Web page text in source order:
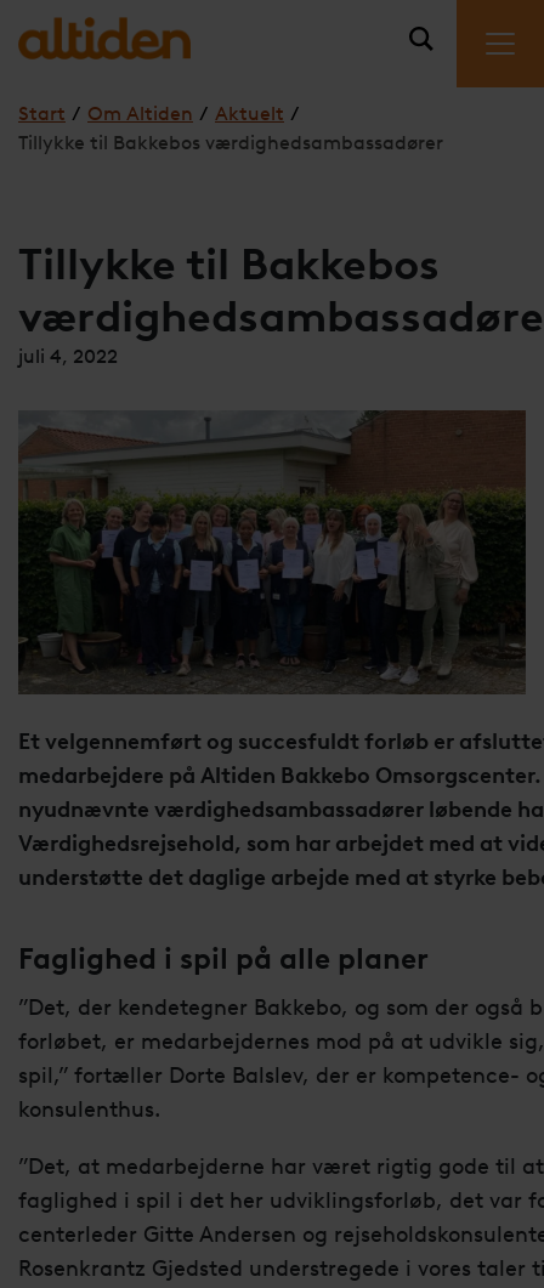
Start / Om Altiden / Aktuelt /
Tillykke til Bakkebos værdighedsambassadører
Tillykke til Bakkebos
juli 4, 2022
Et velgennemført og succesfuldt forløb er
medarbejdere på Altiden Bakkebo
nyudnævnte værdighedsambassadører løbende
Værdighedsrejsehold, som har arbejdet med at
understøtte det daglige arbejde med at styrke
Faglighed i spil på alle planer
”Det, der kendetegner Bakkebo, og som der
forløbet, er medarbejdernes mod på at udvikle
spil,” fortæller Dorte Balslev, der er kompetence-
konsulenthus.
”Det, at medarbejderne har været rigtig gode til
faglighed i spil i det her udviklingsforløb, det var
centerleder Gitte Andersen og
Rosenkrantz Gjedsted understregede i vores